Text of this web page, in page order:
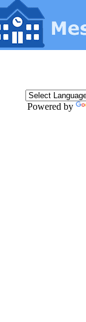
Powered by